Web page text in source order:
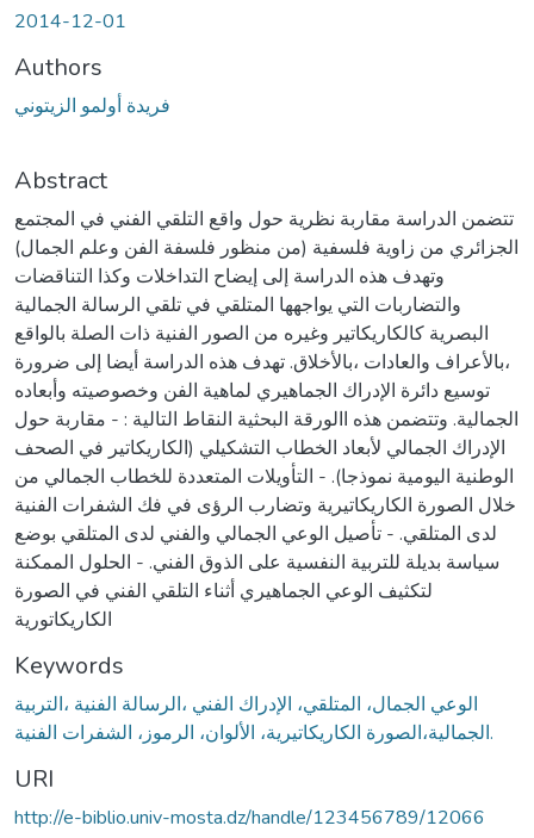
2014-12-01
Authors
فريدة أولمو الزيتوني
Abstract
تتضمن الدراسة مقاربة نظرية حول واقع التلقي الفني في المجتمع
الجزائري من زاوية فلسفية (من منظور فلسفة الفن وعلم الجمال)
وتهدف هذه الدراسة إلى إيضاح التداخلات وكذا التناقضات
والتضاربات التي يواجهها المتلقي في تلقي الرسالة الجمالية
البصرية كالكاريكاتير وغيره من الصور الفنية ذات الصلة بالواقع
،بالأعراف والعادات ،بالأخلاق. تهدف هذه الدراسة أيضا إلى ضرورة
توسيع دائرة الإدراك الجماهيري لماهية الفن وخصوصيته وأبعاده
الجمالية. وتتضمن هذه االورقة البحثية النقاط التالية : - مقاربة حول
الإدراك الجمالي لأبعاد الخطاب التشكيلي (الكاريكاتير في الصحف
الوطنية اليومية نموذجا). - التأويلات المتعددة للخطاب الجمالي من
خلال الصورة الكاريكاتيرية وتضارب الرؤى في فك الشفرات الفنية
لدى المتلقي. - تأصيل الوعي الجمالي والفني لدى المتلقي بوضع
سياسة بديلة للتربية النفسية على الذوق الفني. - الحلول الممكنة
لتكثيف الوعي الجماهيري أثناء التلقي الفني في الصورة
الكاريكاتورية
Keywords
الوعي الجمال، المتلقي، الإدراك الفني ،الرسالة الفنية ،التربية
الجمالية،الصورة الكاريكاتيرية، الألوان، الرموز، الشفرات الفنية.
URI
http://e-biblio.univ-mosta.dz/handle/123456789/12066